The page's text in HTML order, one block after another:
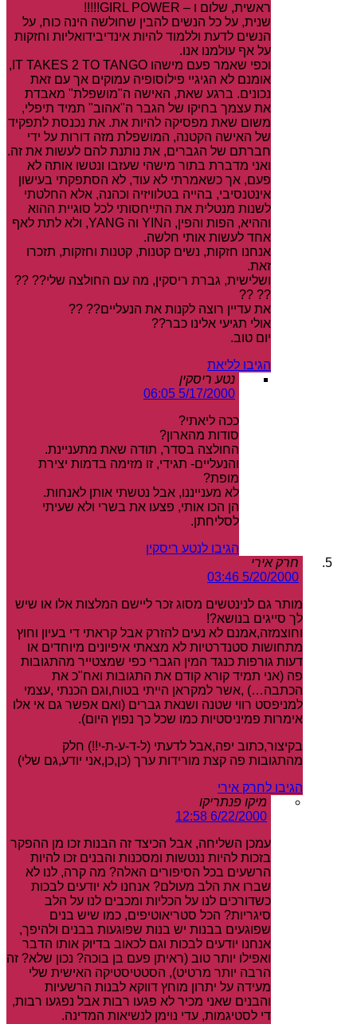
ראשית, שלום ו – GIRL POWER!!!!!
שנית, על כל הנשים להבין שחולשה הינה כוח, על
הנשים לדעת וללמוד להיות אינדיבידואליות וחזקות
על אף עולמנו אנו.
וכפי שאמר פעם מישהו IT TAKES 2 TO TANGO,
אומנם לא הגיגיי פילוסופיה עמוקים אך עם זאת
נכונים. ברגע שאת, האישה ה"מושפלת" מאבדת
את עצמך בחיקו של הגבר ה"אהוב" תמיד תיפלי,
משום שאת מפסיקה להיות את. את נכנסת לתפקיד
של האישה הקטנה, המושפלת מזה דורות על ידי
חברתם של הגברים, את נותנת להם לעשות את זה.
ואני מדברת בתור מישהי שעזבו ונטשו אותה לא
פעם, אך כשאמרתי לא עוד, לא הסתפקתי בעישון
אינטנסיבי, בהייה בטלוויזיה וכהנה, אלא החלטתי
לשנות מנטלית את התייחסותי לכל סוגיית ההוא
וההיא, הפות והפין, הYIN וה YANG, ולא לתת לאף
אחד לעשות אותי חלשה.
אנחנו חזקות, נשים קטנות, קטנות וחזקות, תזכרו
זאת.
ושלישית, גברת ריסקין, מה עם החולצה שלי?? ??
?? ??
את עדיין רוצה לקנות את הנעליים?? ??
אולי תגיעי אלינו כבר??
יום טוב.
הגיבו לליאת
נטע ריסקין
5/17/2000 06:05
ככה ליאתי?
סודות מהארון?
החולצה בסדר, תודה שאת מתעניינת.
והנעליים- תגידי, זו מזימה בדמות יצירת
מופת?
לא מענייננו, אבל נטשתי אותן לאנחות.
הן הכו אותי, פצעו את בשרי ולא שעיתי
לסליחתן.
הגיבו לנטע ריסקין
חרק אירי
5/20/2000 03:46
מותר גם לנינטשים מסוג זכר ליישם המלצות אלו או שיש
לך סייגים בנושא?!
וחוצמזה,אמנם לא נעים להזרק אבל קראתי די בעיון וחוץ
מתחושות סטנדרטיות לא מצאתי איפיונים מיוחדים או
דעות גורפות כנגד המין הגברי כפי שמצטייר מהתגובות
פה (אני תמיד קורא קודם את התגובות ואח"כ את
הכתבה…) ,אשר למקראן הייתי בטוח,וגם הכנתי ,עצמי
למניפסט רווי שטנה ושנאת גברים (ואם אפשר גם אי אלו
אימרות פמיניסטיות כמו שכל כך נפוץ היום).
בקיצור,כתוב יפה,אבל לדעתי (ל-ד-ע-ת-י!!) חלק
מהתגובות פה קצת מורידות ערך (כן,כן,אני יודע,גם שלי)
הגיבו לחרק אירי
מיקו פנתריקו
6/22/2000 12:58
עמכן השליחה, אבל הכיצד זה הבנות זכו מן ההפקר
בזכות להיות ננטשות ומסכנות והבנים זכו להיות
הרשעים בכל הסיפורים האלה? מה קרה, לנו לא
שברו את הלב מעולם? אנחנו לא יודעים לבכות
כשדורכים לנו על הכליות ומכבים לנו על הלב
סיגריות? הכל סטריאוטיפים, כמו שיש בנים
שפוגעים בבנות יש בנות שפוגעות בבנים ולהיפך,
אנחנו יודעים לבכות וגם לכאוב בדיוק אותו הדבר
ואפילו יותר טוב (ראיתן פעם בן בוכה? נכון שלא? זה
הרבה יותר מרטיט), הסטטיסטיקה האישית שלי
מעידה על יתרון מוחץ דווקא לבנות הרשעיות
והבנים שאני מכיר לא פגעו רבות אבל נפגעו רבות,
די לסטיגמות, עדי נוימן לנשיאות המדינה.